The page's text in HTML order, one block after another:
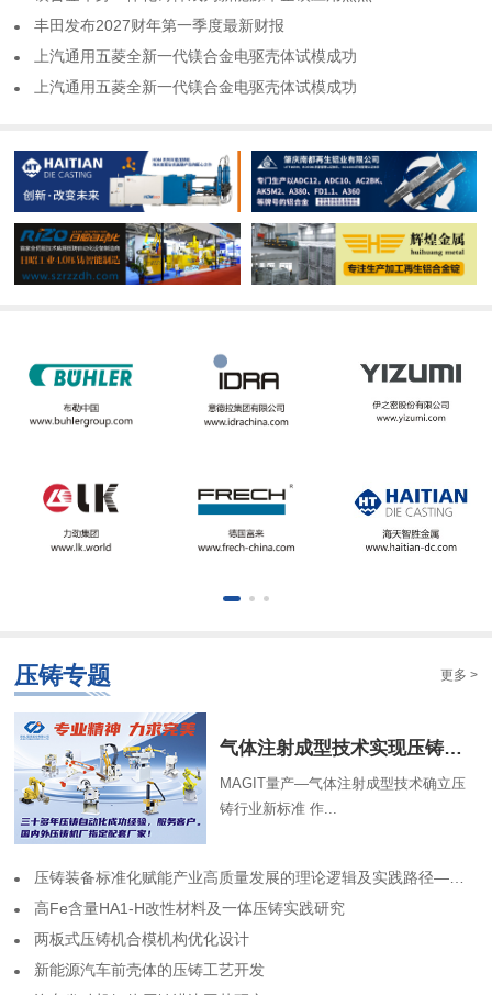
​丰田发布2027财年第一季度最新财报
​上汽通用五菱全新一代镁合金电驱壳体试模成功
​上汽通用五菱全新一代镁合金电驱壳体试模成功
压铸专题 更多 >
气体注射成型技术实现压铸中空结构
MAGIT量产—气体注射成型技术确立压
铸行业新标准 作...
​压铸装备标准化赋能产业高质量发展的理论逻辑及实践路径——基于力劲集团标准化实践历程的回顾
高Fe含量HA1-H改性材料及一体压铸实践研究
两板式压铸机合模机构优化设计
​新能源汽车前壳体的压铸工艺开发